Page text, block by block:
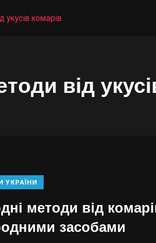
укусів комарів
від
УКРАЇНИ
методи від
засобами